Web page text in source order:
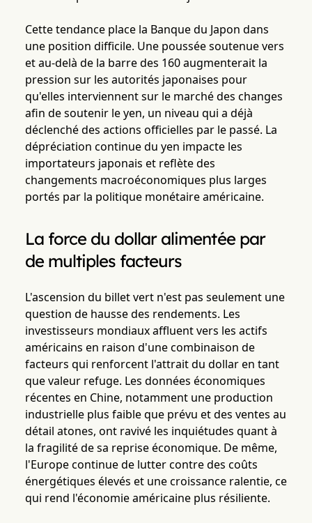
Cette tendance place la Banque du Japon dans
une position difficile. Une poussée soutenue vers
et au-delà de la barre des 160 augmenterait la
pression sur les autorités japonaises pour
qu'elles interviennent sur le marché des changes
afin de soutenir le yen, un niveau qui a déjà
déclenché des actions officielles par le passé. La
dépréciation continue du yen impacte les
importateurs japonais et reflète des
changements macroéconomiques plus larges
portés par la politique monétaire américaine.
La force du dollar alimentée par
de multiples facteurs
L'ascension du billet vert n'est pas seulement une
question de hausse des rendements. Les
investisseurs mondiaux affluent vers les actifs
américains en raison d'une combinaison de
facteurs qui renforcent l'attrait du dollar en tant
que valeur refuge. Les données économiques
récentes en Chine, notamment une production
industrielle plus faible que prévu et des ventes au
détail atones, ont ravivé les inquiétudes quant à
la fragilité de sa reprise économique. De même,
l'Europe continue de lutter contre des coûts
énergétiques élevés et une croissance ralentie, ce
qui rend l'économie américaine plus résiliente.